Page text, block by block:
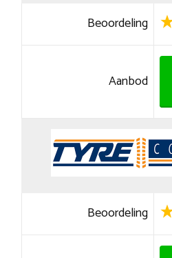
Beoordeling
Aanbod
Beoordeling